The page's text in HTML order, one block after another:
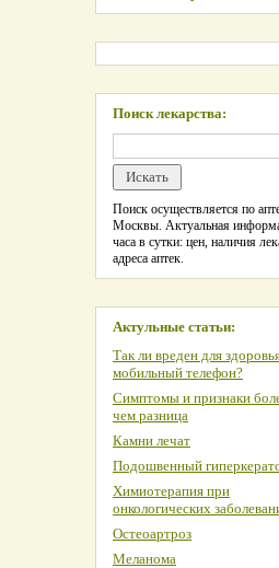
Поиск лекарства:
Поиск осуществляется по
Москвы. Актуальная
часа в сутки: цен, наличия
адреса аптек.
Актульные статьи:
Так ли вреден для
мобильный телефон?
Симптомы и признаки
чем разница
Камни лечат
Подошвенный
Химиотерапия при
онкологических
Остеоартроз
Меланома